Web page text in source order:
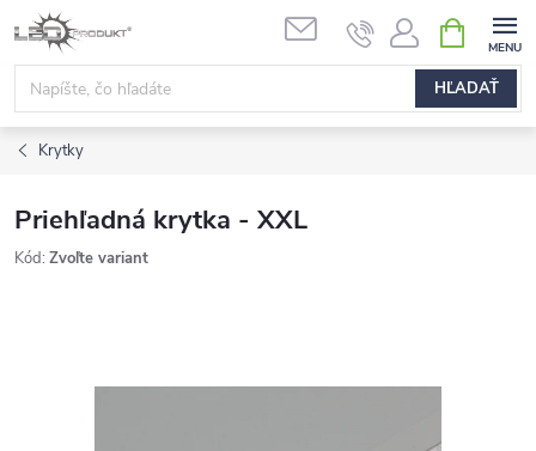
Prejsť
na
obsah
HĽADAŤ
KOŠÍK
Krytky
Priehľadná krytka - XXL
Kód: Zvoľte variant